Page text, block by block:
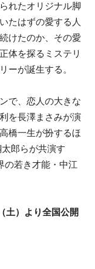
れたオリジナル脚
たはずの愛する人
けたのか、その愛
体を探るミステリ
ーが誕生する。
で、恋人の大きな
を長澤まさみが演
橋一生が扮するほ
郎らが共演す
の若き才能・中江
土）より全国公開